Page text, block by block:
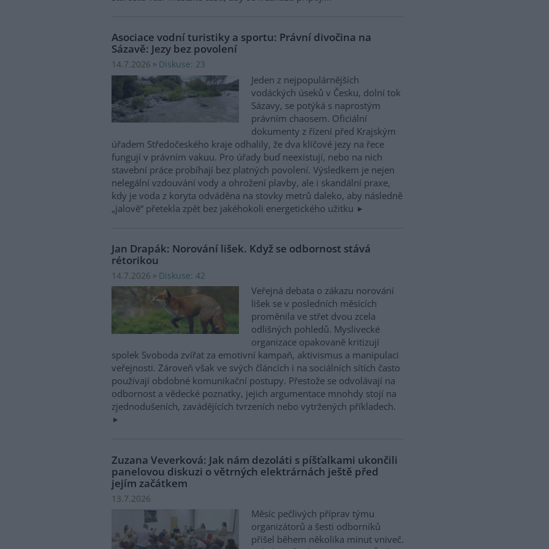
Asociace vodní turistiky a sportu: Právní divočina na
Sázavě: Jezy bez povolení
14.7.2026 Diskuse: 23
Jeden z nejpopulárnějších
vodáckých úseků v Česku, dolní tok
Sázavy, se potýká s naprostým
právním chaosem. Oficiální
dokumenty z řízení před Krajským
úřadem Středočeského kraje odhalily, že dva klíčové jezy na řece
fungují v právním vakuu. Pro úřady buď neexistují, nebo na nich
stavební práce probíhají bez platných povolení. Výsledkem je nejen
nelegální vzdouvání vody a ohrožení plavby, ale i skandální praxe,
kdy je voda z koryta odváděna na stovky metrů daleko, aby následně
„jalově“ přetekla zpět bez jakéhokoli energetického užitku
Jan Drapák: Norování lišek. Když se odbornost stává
rétorikou
14.7.2026 Diskuse: 42
Veřejná debata o zákazu norování
lišek se v posledních měsících
proměnila ve střet dvou zcela
odlišných pohledů. Myslivecké
organizace opakovaně kritizují
spolek Svoboda zvířat za emotivní kampaň, aktivismus a manipulaci
veřejnosti. Zároveň však ve svých článcích i na sociálních sítích často
používají obdobné komunikační postupy. Přestože se odvolávají na
odbornost a vědecké poznatky, jejich argumentace mnohdy stojí na
zjednodušeních, zavádějících tvrzeních nebo vytržených příkladech.
Zuzana Veverková: Jak nám dezoláti s píšťalkami ukončili
panelovou diskuzi o větrných elektrárnách ještě před
jejím začátkem
13.7.2026
Měsíc pečlivých příprav týmu
organizátorů a šesti odborníků
přišel během několika minut vniveč.